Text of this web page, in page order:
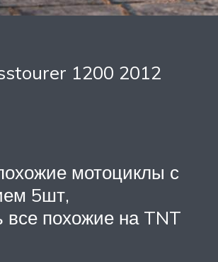
1200 2012
мотоциклы с
5шт,
все похожие на TNT